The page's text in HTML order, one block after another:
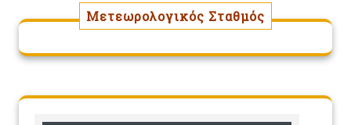
Μετεωρολογικός Σταθμός